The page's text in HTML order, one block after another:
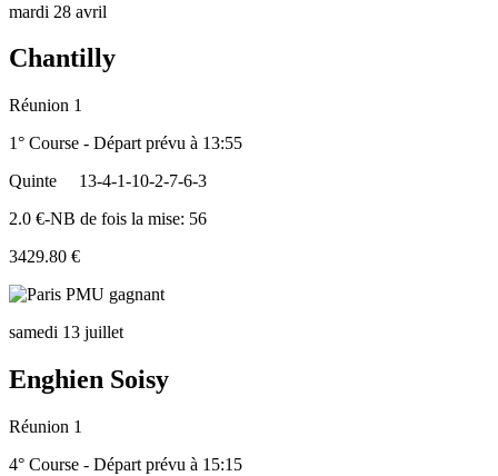
mardi 28 avril
Chantilly
Réunion 1
1° Course - Départ prévu à 13:55
Quinte
13-4-1-10-2-7-6-3
2.0 €-NB de fois la mise: 56
3429.80 €
samedi 13 juillet
Enghien Soisy
Réunion 1
4° Course - Départ prévu à 15:15